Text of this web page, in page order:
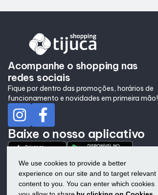
We use cookies to provide a better
experience on our site and to target relevant
content to you. You can enter which cookies
Acompanhe o shopping nas
redes sociais
Fique por dentro das promoções, horários de
funcionamento e novidades em primeira mão!
Baixe o nosso aplicativo